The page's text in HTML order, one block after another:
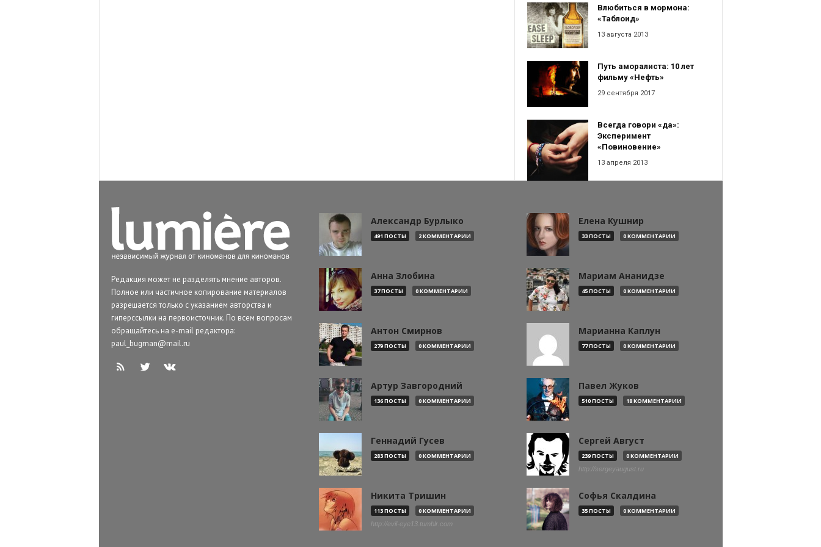
Влюбиться в мормона:
«Таблоид»
13 августа 2013
Путь аморалиста: 10 лет
фильму «Нефть»
29 сентября 2017
Всегда говори «да»:
Эксперимент
«Повиновение»
13 апреля 2013
Редакция может не разделять мнение авторов.
Полное или частичное копирование материалов
разрешается только с указанием авторства и
гиперссылки на первоисточник. По всем вопросам
обращайтесь на e-mail редактора:
paul_bugman@mail.ru
Александр Бурлыко
491 ПОСТЫ 2 КОММЕНТАРИИ
Анна Злобина
37 ПОСТЫ 0 КОММЕНТАРИИ
Антон Смирнов
279 ПОСТЫ 0 КОММЕНТАРИИ
Артур Завгородний
136 ПОСТЫ 0 КОММЕНТАРИИ
Геннадий Гусев
283 ПОСТЫ 0 КОММЕНТАРИИ
Никита Тришин
113 ПОСТЫ 0 КОММЕНТАРИИ
http://evil-eye13.tumblr.com
Елена Кушнир
33 ПОСТЫ 0 КОММЕНТАРИИ
Мариам Ананидзе
45 ПОСТЫ 0 КОММЕНТАРИИ
Марианна Каплун
77 ПОСТЫ 0 КОММЕНТАРИИ
Павел Жуков
510 ПОСТЫ 18 КОММЕНТАРИИ
Сергей Август
239 ПОСТЫ 0 КОММЕНТАРИИ
http://sergeyaugust.ru
Софья Скалдина
35 ПОСТЫ 0 КОММЕНТАРИИ